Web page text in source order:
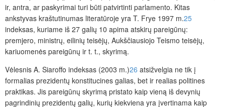
ir, antra, ar paskyrimai turi būti patvirtinti parlamento. Kitas
ankstyvas kraštutinumas literatūroje yra T. Frye 1997 m.25
indeksas, kuriame iš 27 galių 10 apima atskirų pareigūnų:
premjero, ministrų, eilinių teisėjų, Aukščiausiojo Teismo teisėjų,
kariuomenės pareigūnų ir t. t., skyrimą.
Vėlesnis A. Siaroffo indeksas (2003 m.)26 atsižvelgia ne tik į
formalias prezidentų konstitucines galias, bet ir realias politines
praktikas. Jis pareigūnų skyrimą pristato kaip vieną iš devynių
pagrindinių prezidentų galių, kurių kiekviena yra įvertinama kaip